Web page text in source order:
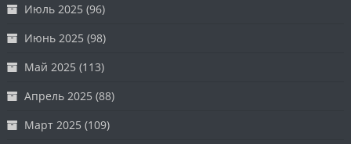
Июль 2025 (96)
Июнь 2025 (98)
Май 2025 (113)
Апрель 2025 (88)
Март 2025 (109)